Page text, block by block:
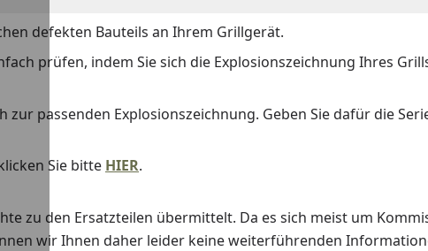
defekten Bauteils an Ihrem Grillgerät.
prüfen, indem Sie sich die Explosionszeichnung Ihres
passenden Explosionszeichnung. Geben Sie dafür die
Sie bitte HIER.
zu den Ersatzteilen übermittelt. Da es sich meist um
wir Ihnen daher leider keine weiterführenden